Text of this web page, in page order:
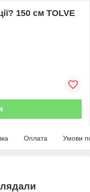
150 см TOLVE
Оплата Умови